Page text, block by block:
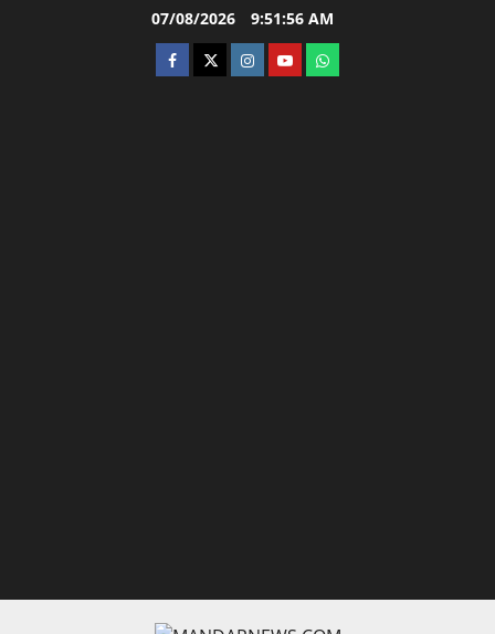
07/08/2026 9:51:56 AM
facebooktwitterinstagram.com
youtubewhatsapp